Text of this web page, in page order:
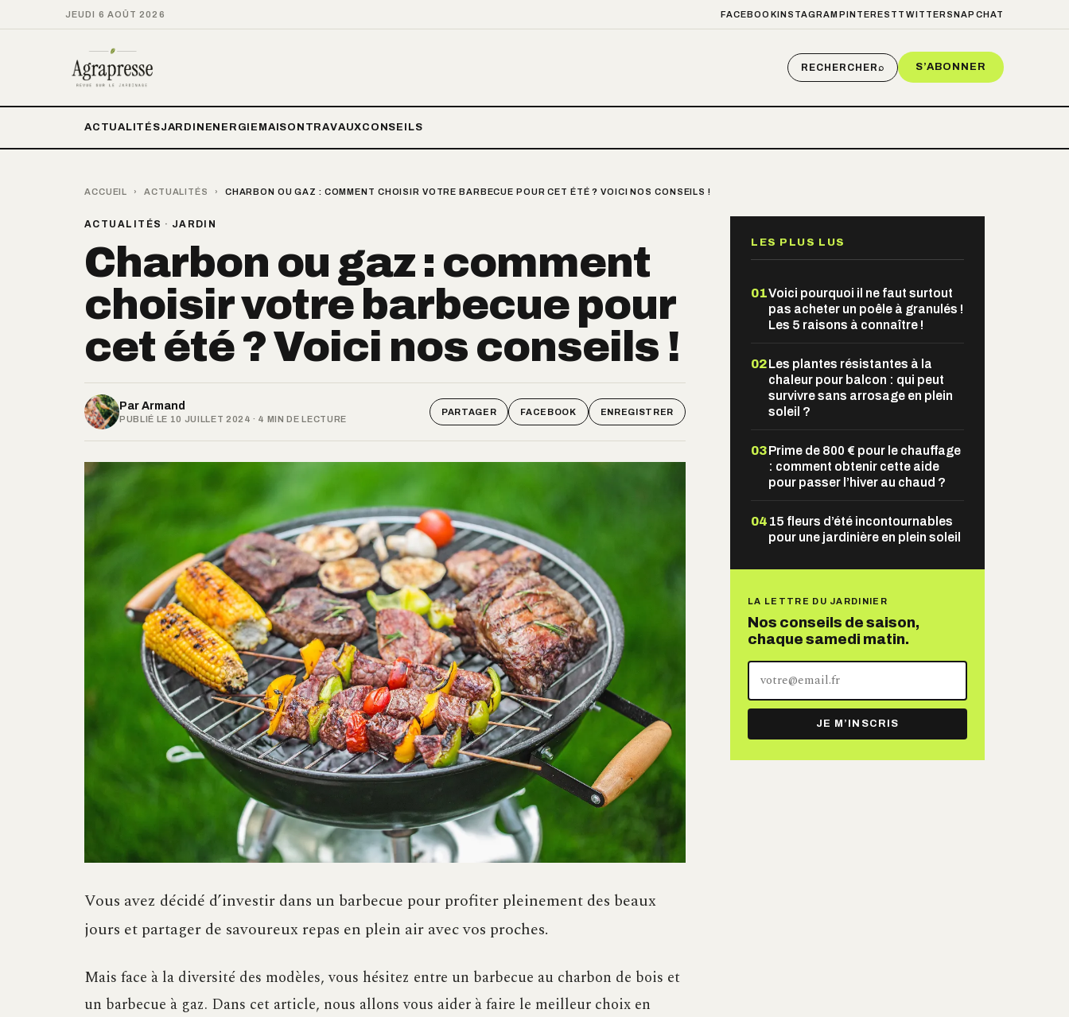
JEUDI 6 AOÛT 2026 FACEBOOKINSTAGRAM PINTEREST TWITTER SNAPCHAT
RECHERCHER⌕ S’ABONNER
ACTUALITÉSJARDIN ENERGIE MAISON TRAVAUXCONSEILS
ACCUEIL › ACTUALITÉS › CHARBON OU GAZ : COMMENT CHOISIR VOTRE BARBECUE POUR CET ÉTÉ ? VOICI NOS CONSEILS !
ACTUALITÉS · JARDIN
Charbon ou gaz : comment
choisir votre barbecue pour
cet été ? Voici nos conseils !
Par Armand
PUBLIÉ LE 10 JUILLET 2024 · 4 MIN DE LECTURE
PARTAGER FACEBOOK ENREGISTRER
Vous avez décidé d’investir dans un barbecue pour profiter pleinement des beaux
jours et partager de savoureux repas en plein air avec vos proches.
Mais face à la diversité des modèles, vous hésitez entre un barbecue au charbon de bois et
un barbecue à gaz. Dans cet article, nous allons vous aider à faire le meilleur choix en
LES PLUS LUS
01Voici pourquoi il ne faut surtout
pas acheter un poêle à granulés !
Les 5 raisons à connaître !
02Les plantes résistantes à la
chaleur pour balcon : qui peut
survivre sans arrosage en plein
soleil ?
03Prime de 800 € pour le chauffage
: comment obtenir cette aide
pour passer l’hiver au chaud ?
04 15 fleurs d’été incontournables
pour une jardinière en plein soleil
LA LETTRE DU JARDINIER
Nos conseils de saison,
chaque samedi matin.
adresse
mail
JE M’INSCRIS